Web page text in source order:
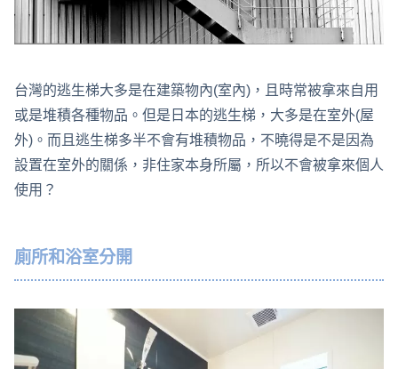
台灣的逃生梯大多是在建築物內(室內)，且時常被拿來自用
或是堆積各種物品。但是日本的逃生梯，大多是在室外(屋
外)。而且逃生梯多半不會有堆積物品，不曉得是不是因為
設置在室外的關係，非住家本身所屬，所以不會被拿來個人
使用？
廁所和浴室分開